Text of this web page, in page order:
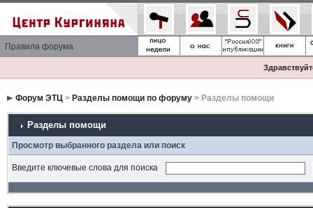
Правила форума
Форум ЭТЦ> Разделы помощи по форуму> Разделы помощи
Разделы помощи
Просмотр выбранного раздела или поиск
Введите ключевые слова для поиска